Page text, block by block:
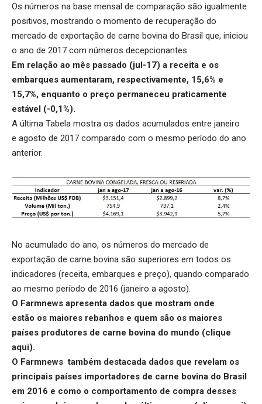
Os números na base mensal de comparação são igualmente
positivos, mostrando o momento de recuperação do
mercado de exportação de carne bovina do Brasil que, iniciou
o ano de 2017 com números decepcionantes.
Em relação ao mês passado (jul-17) a receita e os
embarques aumentaram, respectivamente, 15,6% e
15,7%, enquanto o preço permaneceu praticamente
estável (-0,1%).
A última Tabela mostra os dados acumulados entre janeiro
e agosto de 2017 comparado com o mesmo período do ano
anterior.
No acumulado do ano, os números do mercado de
exportação de carne bovina são superiores em todos os
indicadores (receita, embarques e preço), quando comparado
ao mesmo período de 2016 (janeiro a agosto).
O Farmnews apresenta dados que mostram onde
estão os maiores rebanhos e quem são os maiores
países produtores de carne bovina do mundo (clique
aqui).
O Farmnews também destacada dados que revelam os
principais países importadores de carne bovina do Brasil
em 2016 e como o comportamento de compra desses